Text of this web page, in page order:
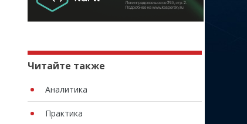
Читайте также
Аналитика
Практика